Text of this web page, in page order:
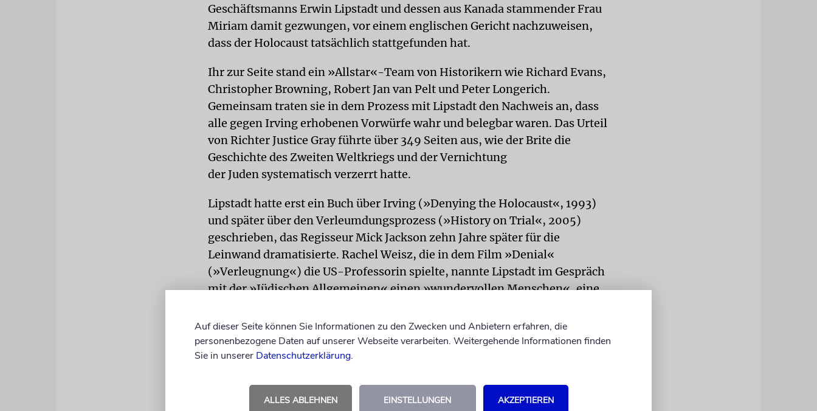
Geschäftsmanns Erwin Lipstadt und dessen aus Kanada stammender Frau
Miriam damit gezwungen, vor einem englischen Gericht nachzuweisen,
dass der Holocaust tatsächlich stattgefunden hat.
Ihr zur Seite stand ein »Allstar«-Team von Historikern wie Richard Evans,
Christopher Browning, Robert Jan van Pelt und Peter Longerich.
Gemeinsam traten sie in dem Prozess mit Lipstadt den Nachweis an, dass
alle gegen Irving erhobenen Vorwürfe wahr und belegbar waren. Das Urteil
von Richter Justice Gray führte über 349 Seiten aus, wie der Brite die
Geschichte des Zweiten Weltkriegs und der Vernichtung
der Juden systematisch verzerrt hatte.
Lipstadt hatte erst ein Buch über Irving (»Denying the Holocaust«, 1993)
und später über den Verleumdungsprozess (»History on Trial«, 2005)
geschrieben, das Regisseur Mick Jackson zehn Jahre später für die
Leinwand dramatisierte. Rachel Weisz, die in dem Film »Denial«
(»Verleugnung«) die US-Professorin spielte, nannte Lipstadt im Gespräch
mit der »Jüdischen Allgemeinen« einen »wundervollen Menschen«, eine
Persönlichkeit«.
Wie komplex, gab Lipstadt zu erkennen, als sie sich Jahre nach ihrem
dreijährige Haftstrafe wegen Holocaust-Leugnung nicht zu vollstrecken.
Sie sei grundsätzlich gegen Zensur und für das Recht auf freie Rede. »Lasst
Auf dieser Seite können Sie Informationen zu den Zwecken und Anbietern erfahren, die
personenbezogene Daten auf unserer Webseite verarbeiten. Weitergehende Informationen finden
Sie in unserer Datenschutzerklärung.
ALLES ABLEHNEN EINSTELLUNGEN AKZEPTIEREN